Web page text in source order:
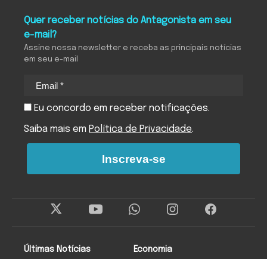
Últimas Notícias Economia
Quer receber notícias do Antagonista em seu
e-mail?
Assine nossa newsletter e receba as principais notícias
em seu e-mail
Eu concordo em receber notificações.
Saiba mais em Política de Privacidade.
Inscreva-se